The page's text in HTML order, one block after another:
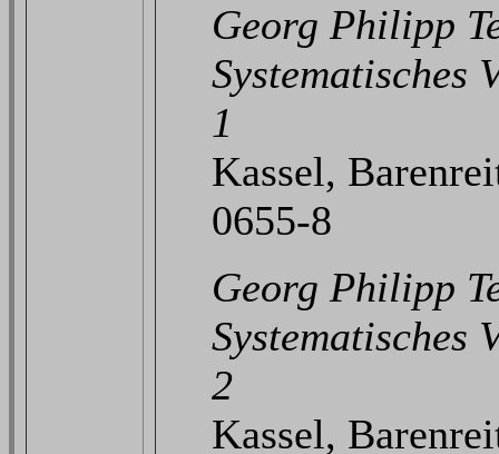
Georg Philipp
Systematisches
1
Kassel,
0655-8
Georg Philipp
Systematisches
2
Kassel,